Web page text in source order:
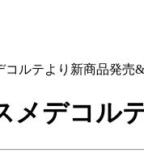
コルテより新商品発売
メデコル